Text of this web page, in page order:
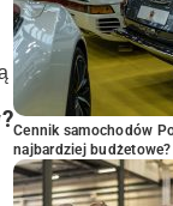
Cennik samochodów
najbardziej budżetowe?